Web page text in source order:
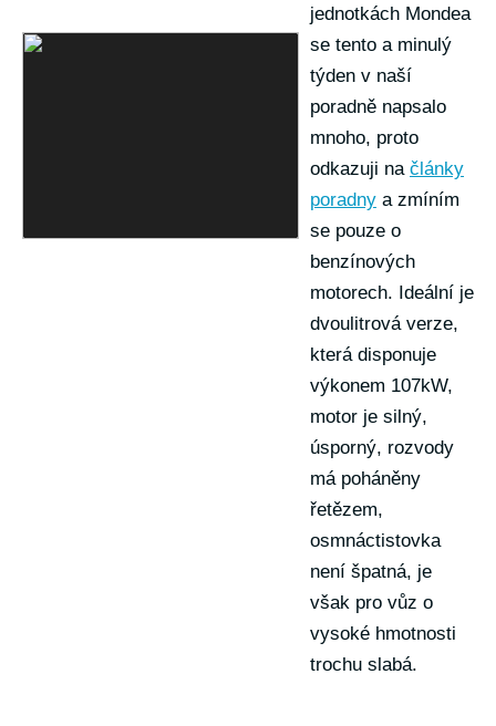
jednotkách Mondea
se tento a minulý
týden v naší
poradně napsalo
mnoho, proto
odkazuji na články
poradny a zmíním
se pouze o
benzínových
motorech. Ideální je
dvoulitrová verze,
která disponuje
výkonem 107kW,
motor je silný,
úsporný, rozvody
má poháněny
řetězem,
osmnáctistovka
není špatná, je
však pro vůz o
vysoké hmotnosti
trochu slabá.